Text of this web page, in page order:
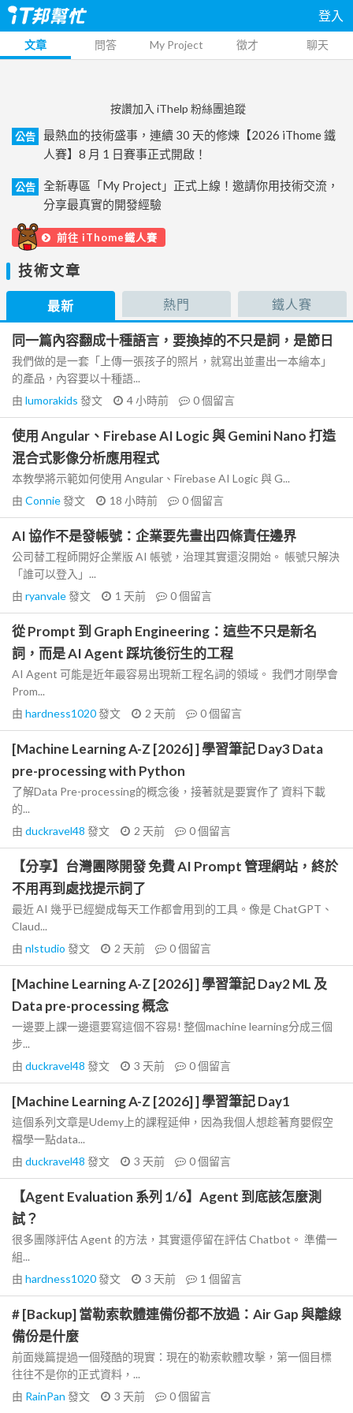
登入
文章 問答 My Project 徵才 聊天
按讚加入 iThelp 粉絲團追蹤
公告
最熱血的技術盛事，連續 30 天的修煉【2026 iThome 鐵
人賽】8 月 1 日賽事正式開啟！
公告
全新專區「My Project」正式上線！邀請你用技術交流，
分享最真實的開發經驗
前往 iThome鐵人賽
技術文章
最新 熱門 鐵人賽
同一篇內容翻成十種語言，要換掉的不只是詞，是節日
我們做的是一套「上傳一張孩子的照片，就寫出並畫出一本繪本」
的產品，內容要以十種語...
由 lumorakids 發文 4 小時前 0個留言
使用 Angular、Firebase AI Logic 與 Gemini Nano 打造
混合式影像分析應用程式
本教學將示範如何使用 Angular、Firebase AI Logic 與 G...
由 Connie發文 18 小時前 0個留言
AI 協作不是發帳號：企業要先畫出四條責任邊界
公司替工程師開好企業版 AI 帳號，治理其實還沒開始。 帳號只解決
「誰可以登入」...
由 ryanvale發文 1 天前 0個留言
從 Prompt 到 Graph Engineering：這些不只是新名
詞，而是 AI Agent 踩坑後衍生的工程
AI Agent 可能是近年最容易出現新工程名詞的領域。 我們才剛學會
Prom...
由 hardness1020發文 2 天前 0個留言
[Machine Learning A-Z [2026] ] 學習筆記 Day3 Data
pre-processing with Python
了解Data Pre-processing的概念後，接著就是要實作了 資料下載
的...
由 duckravel48 發文 2 天前 0個留言
【分享】台灣團隊開發 免費 AI Prompt 管理網站，終於
不用再到處找提示詞了
最近 AI 幾乎已經變成每天工作都會用到的工具。像是 ChatGPT、
Claud...
由 nlstudio 發文 2 天前 0個留言
[Machine Learning A-Z [2026] ] 學習筆記 Day2 ML 及
Data pre-processing 概念
一邊要上課一邊還要寫這個不容易! 整個machine learning分成三個
步...
由 duckravel48 發文 3 天前 0個留言
[Machine Learning A-Z [2026] ] 學習筆記 Day1
這個系列文章是Udemy上的課程延伸，因為我個人想趁著育嬰假空
檔學一點data...
由 duckravel48 發文 3 天前 0個留言
【Agent Evaluation 系列 1/6】Agent 到底該怎麼測
試？
很多團隊評估 Agent 的方法，其實還停留在評估 Chatbot。 準備一
組...
由 hardness1020發文 3 天前 1 個留言
# [Backup] 當勒索軟體連備份都不放過：Air Gap 與離線
備份是什麼
前面幾篇提過一個殘酷的現實：現在的勒索軟體攻擊，第一個目標
往往不是你的正式資料，...
由 RainPan 發文 3 天前 0個留言